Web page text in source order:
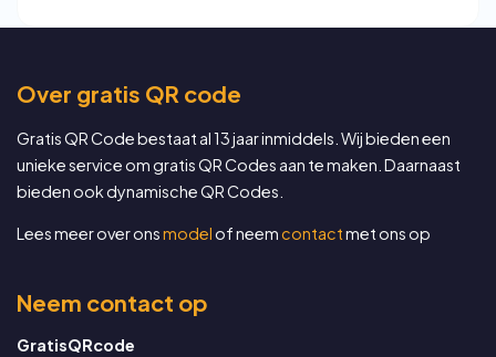
Over gratis QR code
Gratis QR Code bestaat al 13 jaar inmiddels. Wij bieden een
unieke service om gratis QR Codes aan te maken. Daarnaast
bieden ook dynamische QR Codes.
Lees meer over onsmodelof neemcontactmet ons op
Neem contact op
GratisQRcode